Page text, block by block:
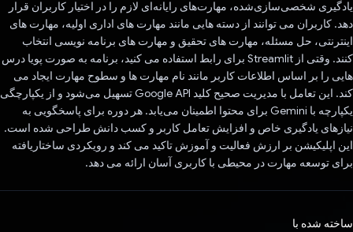
یادگیری شخصی‌سازی‌شده، مهارت‌های رایانه‌ای لازم را در اختیار کاربران قرار
دهد. کاربران می توانند از دسته هایی مانند مهارت های اداری اولیه، مهارت های
اینترنتی، حل مسئله، مهارت های تحقیق و مهارت های برنامه نویسی انتخاب
کنند. وقتی از Streamlit برای رابط استفاده می کنید، برنامه به صورت پویا درس
هایی را بر اساس اطلاعات کاربر مانند نام مهارت ها و سطوح مهارت ایجاد می
کند. این تعامل با مدیریت صحیح کلید Google API تسهیل می‌شود و از یکپارچگی
یکپارچه با Gemini برای محتوا اطمینان می‌یابد. هر دوره برای پاسخگویی به
نیازهای یادگیری خاص و افزایش تعامل کاربر و کسب دانش طراحی شده است.
این اپلیکیشن بر ارزش فعالیت و آموزش تاکید می کند و رویکردی ساختاریافته
برای توسعه مهارت در محیطی با کاربری آسان ارائه می دهد.
ساخته شده با